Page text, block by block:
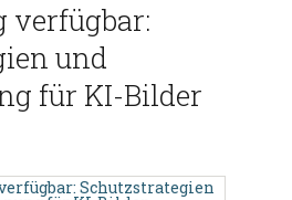
verfügbar:
und
für KI-Bilder